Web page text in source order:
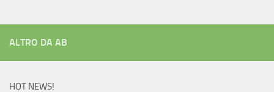
ALTRO DA AB
HOT NEWS!